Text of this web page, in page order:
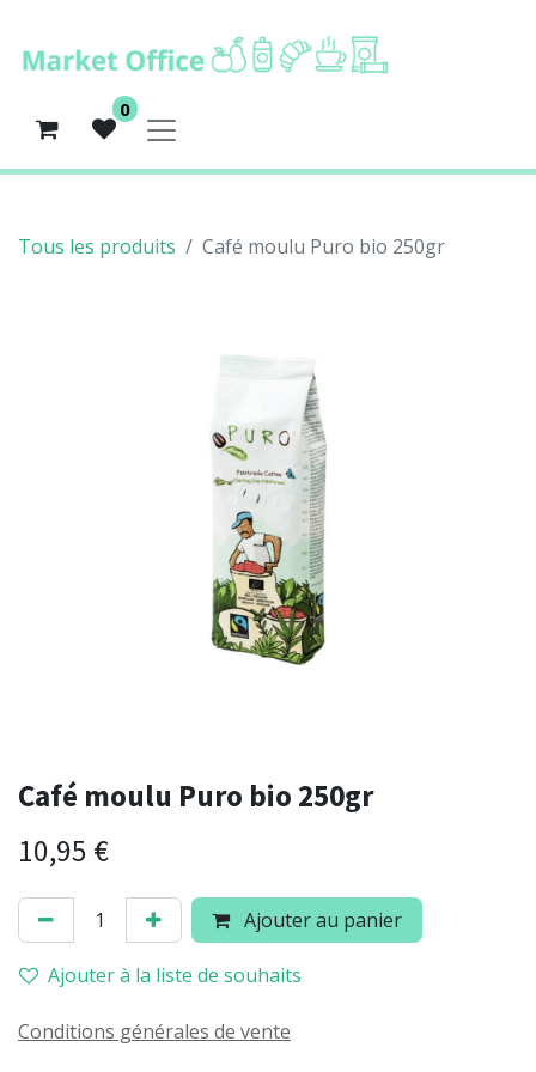
0
Tous les produits Café moulu Puro bio 250gr
Café moulu Puro bio 250gr
10,95 €
Ajouter au panier
Ajouter à la liste de souhaits
Conditions générales de vente